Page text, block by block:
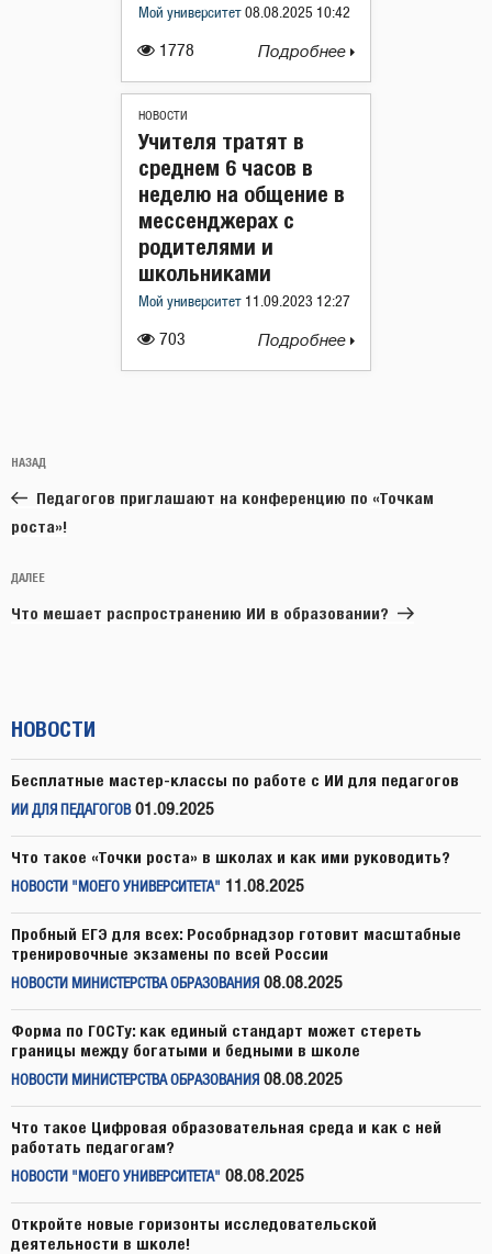
1778
Мой университет 08.08.2025 10:42
Подробнее
НОВОСТИ
703
Учителя тратят в
среднем 6 часов в
неделю на общение в
мессенджерах с
родителями и
школьниками
Мой университет 11.09.2023 12:27
Подробнее
по
записям
Предыдущая
запись:
НАЗАД
Педагогов приглашают на конференцию по «Точкам
роста»!
Следующая
запись
ДАЛЕЕ
Что мешает распространению ИИ в образовании?
НОВОСТИ
Бесплатные мастер-классы по работе с ИИ для педагогов
ИИ ДЛЯ ПЕДАГОГОВ 01.09.2025
Что такое «Точки роста» в школах и как ими руководить?
НОВОСТИ "МОЕГО УНИВЕРСИТЕТА" 11.08.2025
Пробный ЕГЭ для всех: Рособрнадзор готовит масштабные
тренировочные экзамены по всей России
НОВОСТИ МИНИСТЕРСТВА ОБРАЗОВАНИЯ 08.08.2025
Форма по ГОСТу: как единый стандарт может стереть
границы между богатыми и бедными в школе
НОВОСТИ МИНИСТЕРСТВА ОБРАЗОВАНИЯ 08.08.2025
Что такое Цифровая образовательная среда и как с ней
работать педагогам?
НОВОСТИ "МОЕГО УНИВЕРСИТЕТА" 08.08.2025
Откройте новые горизонты исследовательской
деятельности в школе!